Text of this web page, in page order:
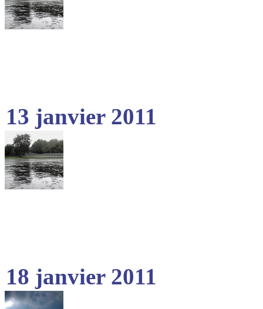
13 janvier 2011
18 janvier 2011